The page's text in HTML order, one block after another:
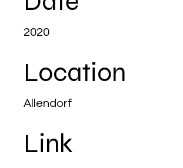
2020
Location
Allendorf
Link